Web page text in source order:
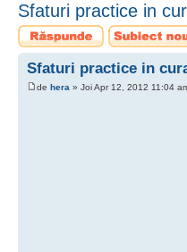
Sfaturi practice in
Scrie un răspuns
Scrie un subiect
nou
Sfaturi practice in
de hera » Joi Apr 12, 2012 11:04